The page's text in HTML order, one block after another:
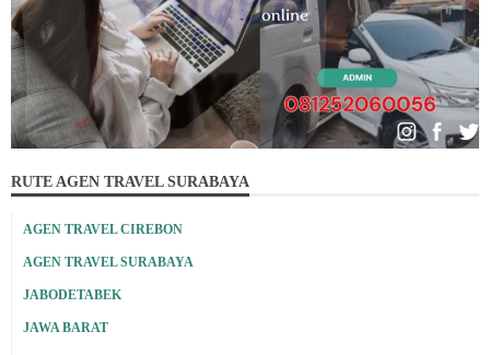
RUTE AGEN TRAVEL SURABAYA
AGEN TRAVEL CIREBON
AGEN TRAVEL SURABAYA
JABODETABEK
JAWA BARAT